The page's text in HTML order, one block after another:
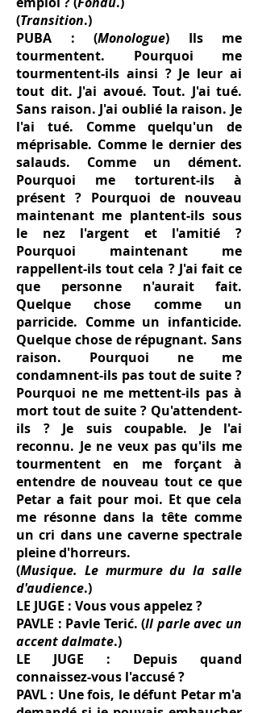
(Transition.)
PUBA : (Monologue) Ils me
tourmentent. Pourquoi me
tourmentent-ils ainsi ? Je leur ai
tout dit. J'ai avoué. Tout. J'ai tué.
Sans raison. J'ai oublié la raison. Je
l'ai tué. Comme quelqu'un de
méprisable. Comme le dernier des
salauds. Comme un dément.
Pourquoi me torturent-ils à
présent ? Pourquoi de nouveau
maintenant me plantent-ils sous
le nez l'argent et l'amitié ?
Pourquoi maintenant me
rappellent-ils tout cela ? J'ai fait ce
que personne n'aurait fait.
Quelque chose comme un
parricide. Comme un infanticide.
Quelque chose de répugnant. Sans
raison. Pourquoi ne me
condamnent-ils pas tout de suite ?
Pourquoi ne me mettent-ils pas à
mort tout de suite ? Qu'attendent-
ils ? Je suis coupable. Je l'ai
reconnu. Je ne veux pas qu'ils me
tourmentent en me forçant à
entendre de nouveau tout ce que
Petar a fait pour moi. Et que cela
me résonne dans la tête comme
un cri dans une caverne spectrale
pleine d'horreurs.
(Musique. Le murmure du la salle
d'audience.)
LE JUGE : Vous vous appelez ?
PAVLE : Pavle Terić. (Il parle avec un
accent dalmate.)
LE JUGE : Depuis quand
connaissez-vous l'accusé ?
PAVL : Une fois, le défunt Petar m'a